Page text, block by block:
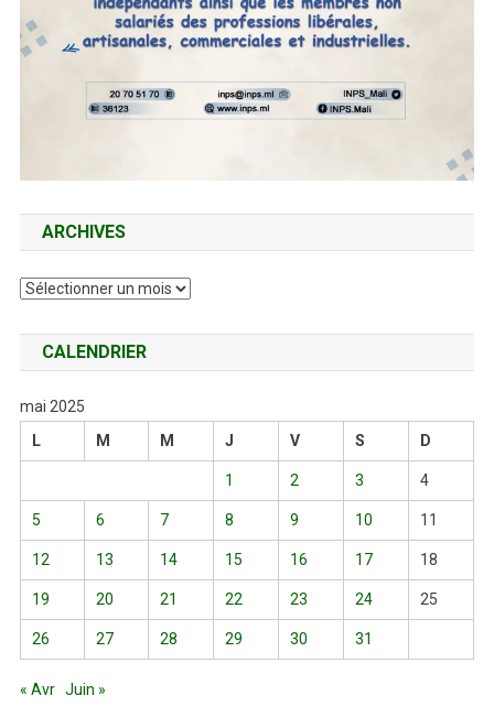
ARCHIVES
Archives
CALENDRIER
mai 2025
L
M M J V S D
1 2 3 4
5 6 7 8 9 10 11
12 13 14 15 16 17 18
19 20 21 22 23 24 25
26 27 28 29 30 31
« Avr Juin »